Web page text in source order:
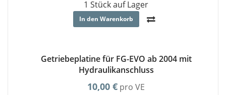
1 Stück auf Lager
In den Warenkorb
Getriebeplatine für FG-EVO ab 2004 mit
Hydraulikanschluss
10,00 € pro VE